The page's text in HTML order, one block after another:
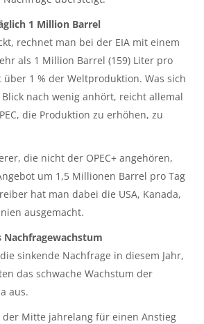
1 Million Barrel
rechnet man bei der EIA mit einem
als 1 Million Barrel (159) Liter pro
über 1 % der Weltproduktion. Was sich
nach wenig anhört, reicht allemal
die Produktion zu erhöhen, zu
die nicht der OPEC+ angehören,
um 1,5 Millionen Barrel pro Tag
hat man dabei die USA, Kanada,
ausgemacht.
Nachfragewachstum
sinkende Nachfrage in diesem Jahr,
das schwache Wachstum der
aus.
der Mitte jahrelang für einen Anstieg